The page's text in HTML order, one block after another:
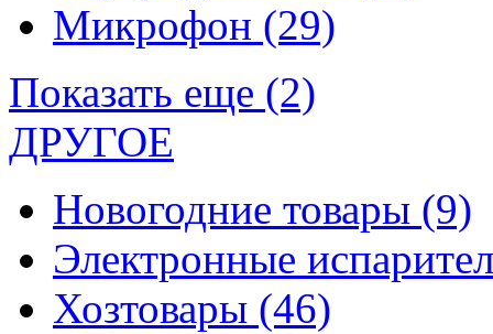
Микрофон (29)
Показать еще (2)
ДРУГОЕ
Новогодние товары (9)
Электронные
Хозтовары (46)